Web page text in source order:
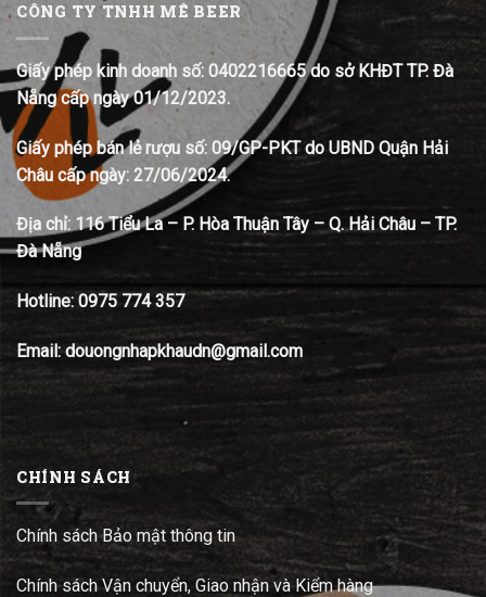
CÔNG TY TNHH MÊ BEER
Giấy phép kinh doanh số: 0402216665 do sở KHĐT TP. Đà
Nẵng cấp ngày 01/12/2023.
Giấy phép bán lẻ rượu số: 09/GP-PKT do UBND Quận Hải
Châu cấp ngày: 27/06/2024.
Địa chỉ: 116 Tiểu La – P. Hòa Thuận Tây – Q. Hải Châu – TP.
Đà Nẵng
Hotline: 0975 774 357
Email: douongnhapkhaudn@gmail.com
CHÍNH SÁCH
Chính sách Bảo mật thông tin
Chính sách Vận chuyển, Giao nhận và Kiểm hàng